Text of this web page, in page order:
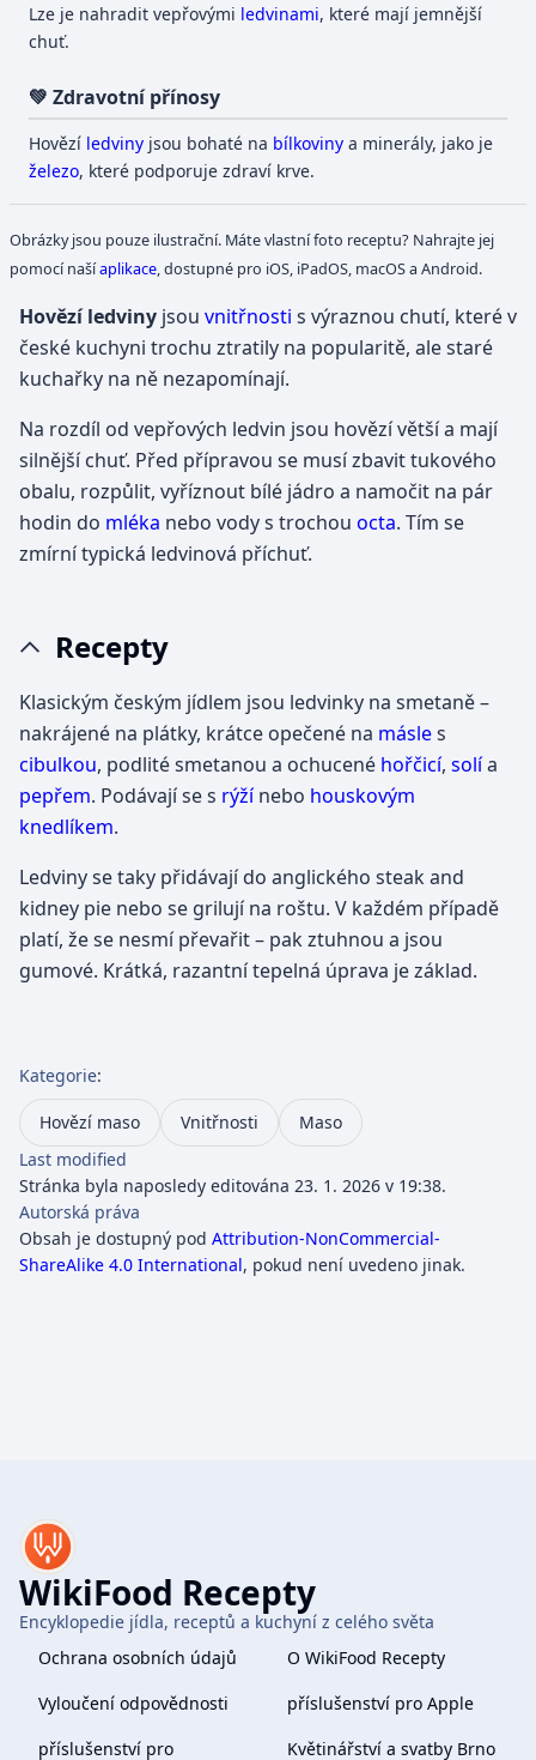
Lze je nahradit vepřovými ledvinami, které mají jemnější
chuť.
💚 Zdravotní přínosy
Hovězí ledviny jsou bohaté na bílkoviny a minerály, jako je
železo, které podporuje zdraví krve.
Obrázky jsou pouze ilustrační. Máte vlastní foto receptu? Nahrajte jej
pomocí našíaplikace , dostupné pro iOS, iPadOS, macOS a Android.
Hovězí ledviny jsou vnitřnosti s výraznou chutí, které v
české kuchyni trochu ztratily na popularitě, ale staré
kuchařky na ně nezapomínají.
Na rozdíl od vepřových ledvin jsou hovězí větší a mají
silnější chuť. Před přípravou se musí zbavit tukového
obalu, rozpůlit, vyříznout bílé jádro a namočit na pár
hodin do mléka nebo vody s trochou octa. Tím se
zmírní typická ledvinová příchuť.
Recepty
Klasickým českým jídlem jsou ledvinky na smetaně –
nakrájené na plátky, krátce opečené na másles
cibulkou, podlité smetanou a ochucené hořčicí, solía
pepřem. Podávají se s rýžínebo houskovým
knedlíkem.
Ledviny se taky přidávají do anglického steak and
kidney pie nebo se grilují na roštu. V každém případě
platí, že se nesmí převařit – pak ztuhnou a jsou
gumové. Krátká, razantní tepelná úprava je základ.
Kategorie:
Hovězí maso Vnitřnosti
Maso
Last modified
Stránka byla naposledy editována 23. 1. 2026 v 19:38.
Autorská práva
Obsah je dostupný pod Attribution-NonCommercial-
ShareAlike 4.0 International, pokud není uvedeno jinak.
WikiFood Recepty
Encyklopedie jídla, receptů a kuchyní z celého světa
Ochrana osobních údajů
O WikiFood Recepty
Vyloučení odpovědnosti
příslušenství pro Apple
příslušenství pro
Květinářství a svatby Brno